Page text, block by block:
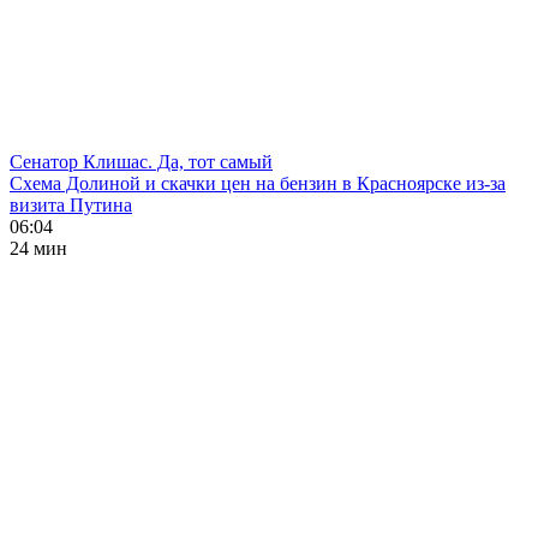
Сенатор Клишас. Да, тот самый
Схема Долиной и скачки цен на бензин в Красноярске из-за
визита Путина
06:04
24 мин